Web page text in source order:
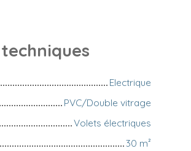
techniques
Electrique
PVC/Double vitrage
Volets électriques
30 m²